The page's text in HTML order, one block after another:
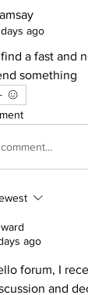
ago
a fast and
something
ago
forum, I